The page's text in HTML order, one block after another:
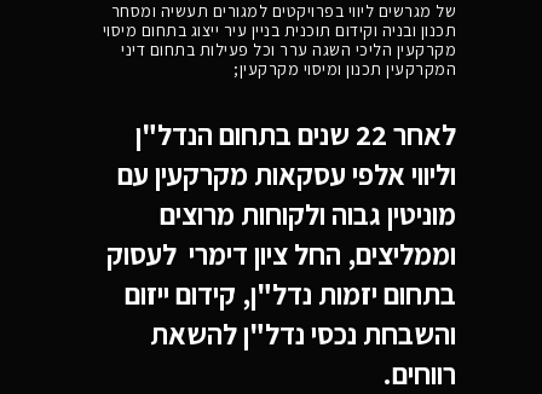
של מגרשים ליווי בפרויקטים למגורים תעשיה ומסחר
תכנון ובניה וקידום תוכנית בניין עיר ייצוג בתחום מיסוי
מקרקעין הליכי השגה ערר וכל פעילות בתחום דיני
המקרקעין תכנון ומיסוי מקרקעין;
לאחר 22 שנים בתחום הנדל"ן
וליווי אלפי עסקאות מקרקעין עם
מוניטין גבוה ולקוחות מרוצים
וממליצים, החל ציון דימרי לעסוק
בתחום יזמות נדל"ן, קידום ייזום
והשבחת נכסי נדל"ן להשאת
רווחים.